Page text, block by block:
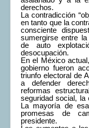
derechos.
La contradicción
en tanto que la
consciente
sumergirse entre
de auto
desocupación.
En el México
gobierno fueron
triunfo electoral de
a defender
reformas
seguridad social, la
La mayoría de
promesas de
presidente.